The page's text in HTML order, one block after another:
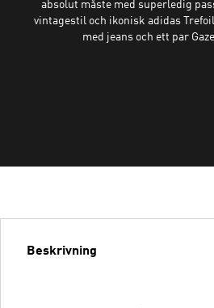
absolut måste med superledig
vintagestil och ikonisk adidas
med jeans och ett par
Beskrivning